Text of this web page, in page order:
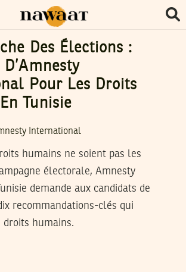
Des Élections :
Pour Les Droits
Tunisie
International
humains ne soient pas les
électorale, Amnesty
demande aux candidats de
recommandations-clés qui
humains.